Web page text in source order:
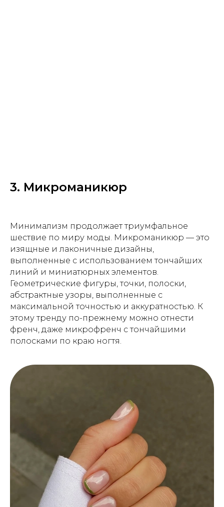
3. Микроманикюр
Минимализм продолжает триумфальное
шествие по миру моды. Микроманикюр — это
изящные и лаконичные дизайны,
выполненные с использованием тончайших
линий и миниатюрных элементов.
Геометрические фигуры, точки, полоски,
абстрактные узоры, выполненные с
максимальной точностью и аккуратностью. К
этому тренду по-прежнему можно отнести
френч, даже микрофренч с тончайшими
полосками по краю ногтя.